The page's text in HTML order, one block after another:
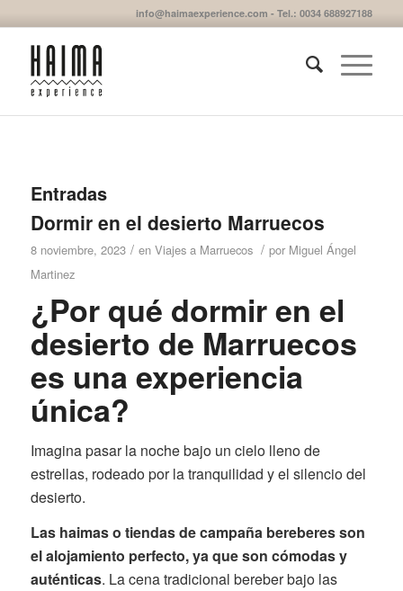
info@haimaexperience.com - Tel.: 0034 688927188
Entradas
Dormir en el desierto Marruecos
8 noviembre, 2023 / en Viajes a Marruecos / por Miguel Ángel
Martinez
¿Por qué dormir en el
desierto de Marruecos
es una experiencia
única?
Imagina pasar la noche bajo un cielo lleno de
estrellas, rodeado por la tranquilidad y el silencio del
desierto.
Las haimas o tiendas de campaña bereberes son
el alojamiento perfecto, ya que son cómodas y
auténticas. La cena tradicional bereber bajo las